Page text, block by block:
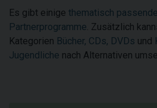
Es gibt einige thematisch passende
Partnerprogramme. Zusätzlich
Kategorien Bücher, CDs, DVDs und
Jugendliche nach Alternativen